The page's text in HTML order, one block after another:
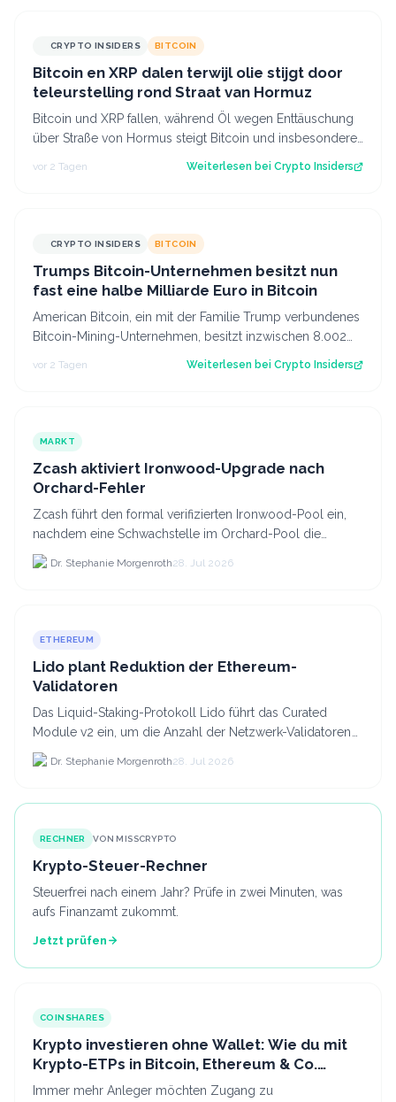
CRYPTO INSIDERS BITCOIN
Bitcoin en XRP dalen terwijl olie stijgt door
teleurstelling rond Straat van Hormuz
Bitcoin und XRP fallen, während Öl wegen Enttäuschung
über Straße von Hormus steigt Bitcoin und insbesondere
Altcoins wie XRP und Solana hab…
vor 2 Tagen Weiterlesen bei Crypto Insiders
CRYPTO INSIDERS BITCOIN
Trumps Bitcoin-Unternehmen besitzt nun
fast eine halbe Milliarde Euro in Bitcoin
American Bitcoin, ein mit der Familie Trump verbundenes
Bitcoin-Mining-Unternehmen, besitzt inzwischen 8.002
vor 2 Tagen Weiterlesen bei Crypto Insiders
MARKT
Zcash aktiviert Ironwood-Upgrade nach
Orchard-Fehler
Zcash führt den formal verifizierten Ironwood-Pool ein,
nachdem eine Schwachstelle im Orchard-Pool die
Erstellung gefälschter ZEC-Token ermöglichte.
Dr. Stephanie Morgenroth28. Jul 2026
ETHEREUM
Lido plant Reduktion der Ethereum-
Validatoren
Das Liquid-Staking-Protokoll Lido führt das Curated
Module v2 ein, um die Anzahl der Netzwerk-Validatoren
von 880.000 auf etwa 628.
Dr. Stephanie Morgenroth28. Jul 2026
RECHNER VON MISSCRYPTO
Krypto-Steuer-Rechner
Steuerfrei nach einem Jahr? Prüfe in zwei Minuten, was
aufs Finanzamt zukommt.
Jetzt prüfen
COINSHARES
Krypto investieren ohne Wallet: Wie du mit
Krypto-ETPs in Bitcoin, Ethereum & Co.
anlegst
Immer mehr Anleger möchten Zugang zu